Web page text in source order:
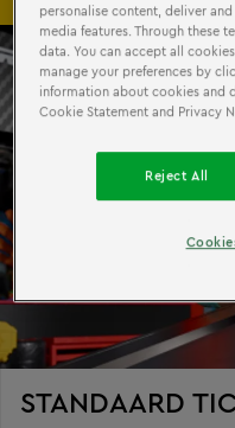
STANDAARD
personalise content, deliver
media features. Through these
data. You can accept all
manage your preferences by
information about cookies and
Cookie Statement and Privacy
Reject All